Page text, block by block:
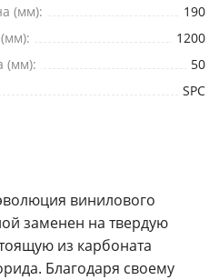
(мм):
190
1200
(мм):
50
SPC
винилового
заменен на твердую
из карбоната
Благодаря своему